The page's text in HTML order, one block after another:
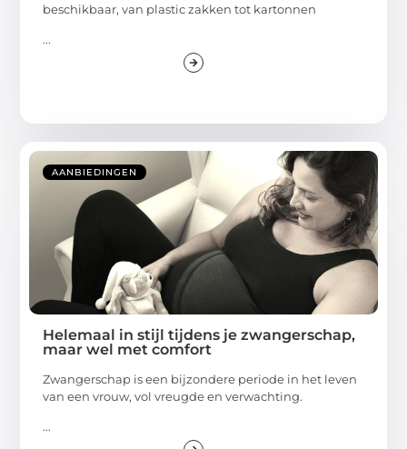
beschikbaar, van plastic zakken tot kartonnen
...
AANBIEDINGEN
Helemaal in stijl tijdens je zwangerschap,
maar wel met comfort
Zwangerschap is een bijzondere periode in het leven
van een vrouw, vol vreugde en verwachting.
...